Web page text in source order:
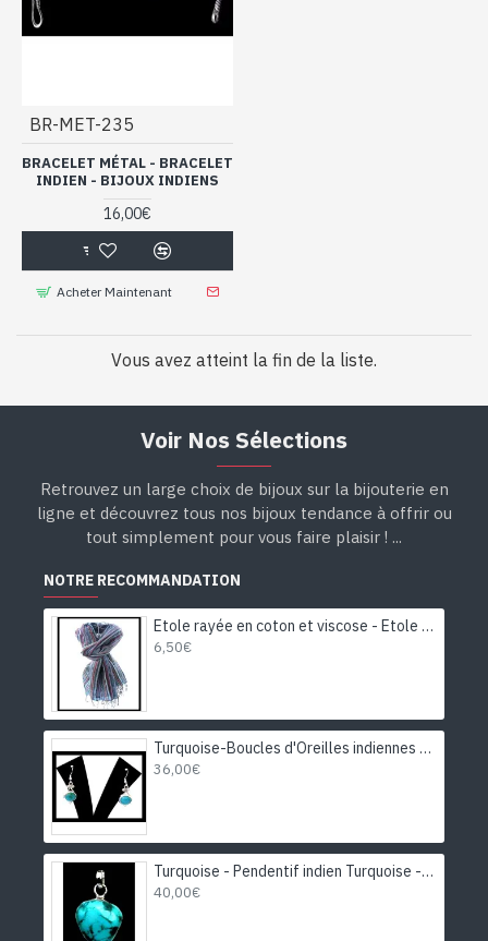
BR-MET-235
BRACELET MÉTAL - BRACELET
INDIEN - BIJOUX INDIENS
16,00€
Acheter Maintenant
Vous avez atteint la fin de la liste.
Voir Nos Sélections
Retrouvez un large choix de bijoux sur la bijouterie en
ligne et découvrez tous nos bijoux tendance à offrir ou
tout simplement pour vous faire plaisir ! ...
NOTRE RECOMMANDATION
Etole rayée en coton et viscose - Etole indienne
6,50€
Turquoise-Boucles d'Oreilles indiennes Turquoise-Bijoux Inde
36,00€
Turquoise - Pendentif indien Turquoise - Bijoux Inde
40,00€